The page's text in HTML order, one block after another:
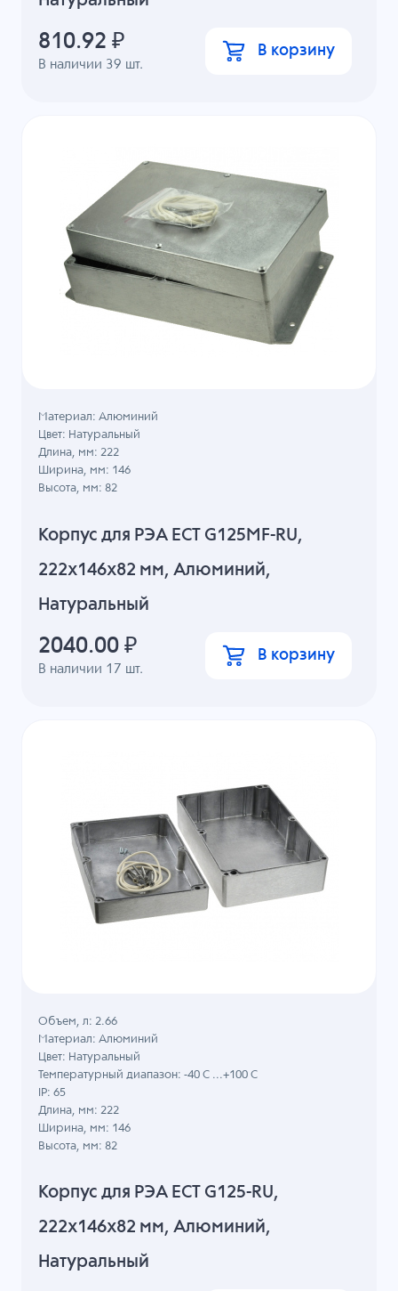
В наличии 39 шт.
810.92 ₽ В корзину
Корпус для РЭА ECT G125MF-RU,
222x146x82 мм, Алюминий,
Натуральный
В наличии 17 шт.
Материал: Алюминий
Цвет: Натуральный
Длина, мм: 222
Ширина, мм: 146
Высота, мм: 82
2040.00 ₽ В корзину
Корпус для РЭА ECT G125-RU,
222x146x82 мм, Алюминий,
Натуральный
Объем, л: 2.66
Материал: Алюминий
Цвет: Натуральный
Температурный диапазон: -40 C ...+100 C
IP: 65
Длина, мм: 222
Ширина, мм: 146
Высота, мм: 82